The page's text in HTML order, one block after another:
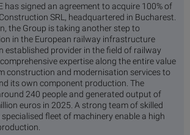
has signed an agreement to acquire 100% of
SRL, headquartered in Bucharest.
the Group is taking another step to
in the European railway infrastructure
established provider in the field of railway
expertise along the entire value
construction and modernisation services to
its own component production. The
240 people and generated output of
euros in 2025. A strong team of skilled
fleet of machinery enable a high